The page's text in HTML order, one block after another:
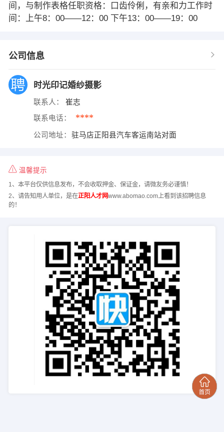
间，与制作表格任职资格：口齿伶俐，有亲和力工作时
间：上午8：00——12：00 下午13：00——19：00
公司信息
时光印记婚纱摄影
联系人： 崔志
联系电话： ****
公司地址： 驻马店正阳县汽车客运南站对面
温馨提示
1、本平台仅供信息发布，不会收取押金、保证金，请微友务必谨慎！
2、请告知用人单位，是在正阳人才网www.abomao.com上看到该招聘信息
的！